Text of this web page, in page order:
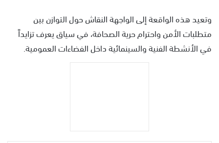
وتعيد هذه الواقعة إلى الواجهة النقاش حول التوازن بين
متطلبات الأمن واحترام حرية الصحافة، في سياق يعرف تزايداً
في الأنشطة الفنية والسينمائية داخل الفضاءات العمومية.